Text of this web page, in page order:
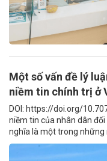
Một số vấn đề lý
niềm tin chính trị ở
DOI: https://doi.org/
niềm tin của nhân dân
nghĩa là một trong những